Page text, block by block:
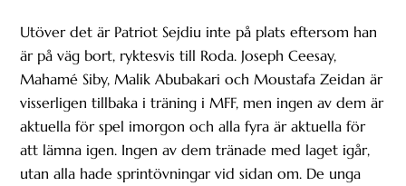
Utöver det är Patriot Sejdiu inte på plats eftersom han
är på väg bort, ryktesvis till Roda. Joseph Ceesay,
Mahamé Siby, Malik Abubakari och Moustafa Zeidan är
visserligen tillbaka i träning i MFF, men ingen av dem är
aktuella för spel imorgon och alla fyra är aktuella för
att lämna igen. Ingen av dem tränade med laget igår,
utan alla hade sprintövningar vid sidan om. De unga